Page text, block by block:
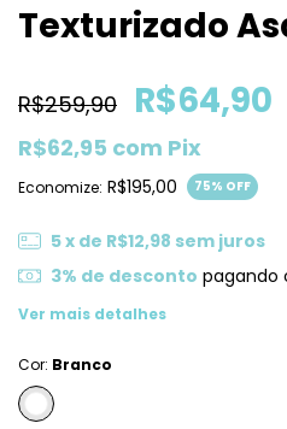
Texturizado
R$259,90 R$64,90
R$62,95 com Pix
Economize: R$195,00 75% OFF
5x de R$12,98 sem juros
3% de desconto pagando
Ver mais detalhes
Cor: Branco